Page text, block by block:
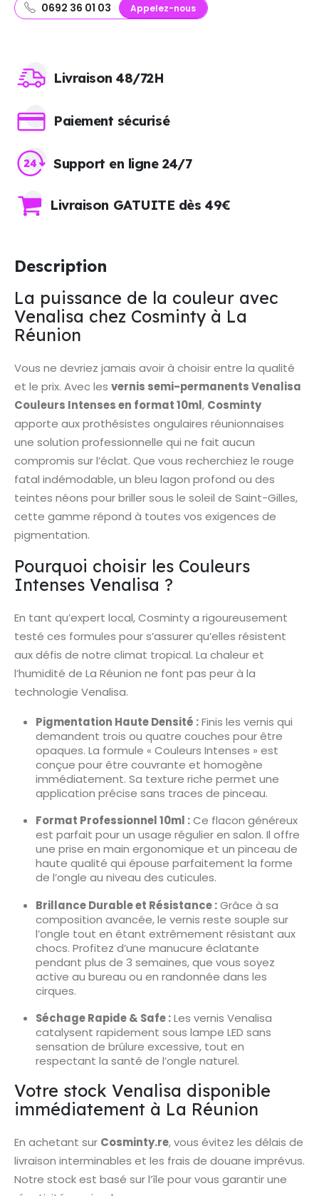
0692 36 01 03 Appelez-nous
Livraison 48/72H
Paiement sécurisé
Support en ligne 24/7
Livraison GATUITE dès 49€
Description
La puissance de la couleur avec
Venalisa chez Cosminty à La
Réunion
Vous ne devriez jamais avoir à choisir entre la qualité
et le prix. Avec les vernis semi-permanents Venalisa
Couleurs Intenses en format 10ml, Cosminty
apporte aux prothésistes ongulaires réunionnaises
une solution professionnelle qui ne fait aucun
compromis sur l’éclat. Que vous recherchiez le rouge
fatal indémodable, un bleu lagon profond ou des
teintes néons pour briller sous le soleil de Saint-Gilles,
cette gamme répond à toutes vos exigences de
pigmentation.
Pourquoi choisir les Couleurs
Intenses Venalisa ?
En tant qu’expert local, Cosminty a rigoureusement
testé ces formules pour s’assurer qu’elles résistent
aux défis de notre climat tropical. La chaleur et
l’humidité de La Réunion ne font pas peur à la
technologie Venalisa.
Pigmentation Haute Densité :Finis les vernis qui
demandent trois ou quatre couches pour être
opaques. La formule « Couleurs Intenses » est
conçue pour être couvrante et homogène
immédiatement. Sa texture riche permet une
application précise sans traces de pinceau.
Format Professionnel 10ml :Ce flacon généreux
est parfait pour un usage régulier en salon. Il offre
une prise en main ergonomique et un pinceau de
haute qualité qui épouse parfaitement la forme
de l’ongle au niveau des cuticules.
Brillance Durable et Résistance :Grâce à sa
composition avancée, le vernis reste souple sur
l’ongle tout en étant extrêmement résistant aux
chocs. Profitez d’une manucure éclatante
pendant plus de 3 semaines, que vous soyez
active au bureau ou en randonnée dans les
cirques.
Séchage Rapide & Safe :Les vernis Venalisa
catalysent rapidement sous lampe LED sans
sensation de brûlure excessive, tout en
respectant la santé de l’ongle naturel.
Votre stock Venalisa disponible
immédiatement à La Réunion
En achetant sur Cosminty.re, vous évitez les délais de
livraison interminables et les frais de douane imprévus.
Notre stock est basé sur l’île pour vous garantir une